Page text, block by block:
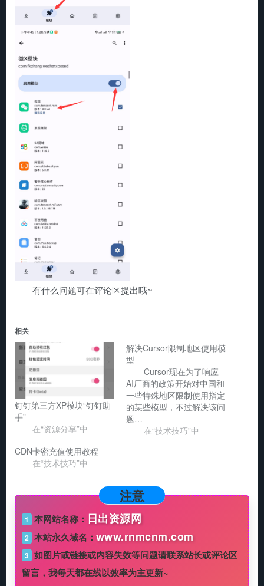
有什么问题可在评论区提出哦~
相关
钉钉第三方XP模块“钉钉助
手”
在“资源分享”中
解决Cursor限制地区使用模
型
Cursor现在为了响应
AI厂商的政策开始对中国和
一些特殊地区限制使用指定
的某些模型，不过解决该问
题…
在“技术技巧”中
CDN卡密充值使用教程
在“技术技巧”中
注意
1 本网站名称： 日出资源网
2 本站永久域名： www.rnmcnm.com
3 如图片或链接或内容失效等问题请联系站长或评论区
留言，我每天都在线以效率为主更新~